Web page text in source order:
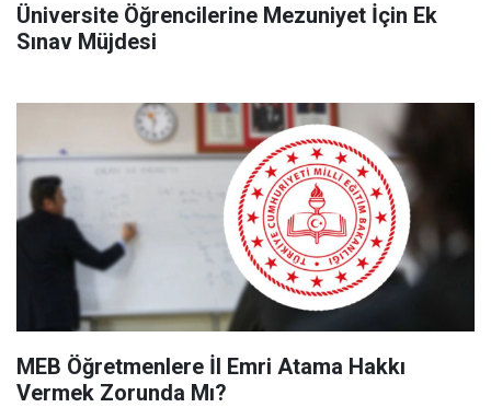
Üniversite Öğrencilerine Mezuniyet İçin Ek
Sınav Müjdesi
MEB Öğretmenlere İl Emri Atama Hakkı
Vermek Zorunda Mı?